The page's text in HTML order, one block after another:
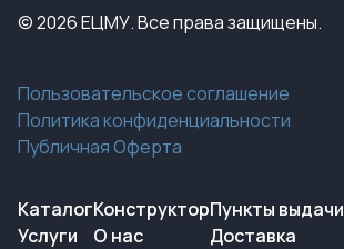
© 2026 ЕЦМУ. Все права защищены.
Пользовательское соглашение
Политика конфиденциальности
Публичная Оферта
Каталог
Услуги
Конструктор
О нас
Пункты выдачи
Доставка